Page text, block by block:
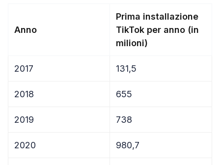
Anno
Prima installazione
TikTok per anno (in
milioni)
2017 131,5
2018 655
2019 738
2020 980,7